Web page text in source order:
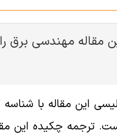
مقاله مهندسی برق را
ترجمه چکیده این